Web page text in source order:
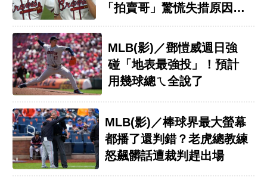
「拍賣哥」驚慌失措原因超
MLB(影)／鄧愷威週日強
碰「地表最強投」！預計
用幾球總ㄟ全說了
MLB(影)／棒球界最大螢幕
都播了還判錯？老虎總教練
怒飆髒話遭裁判趕出場